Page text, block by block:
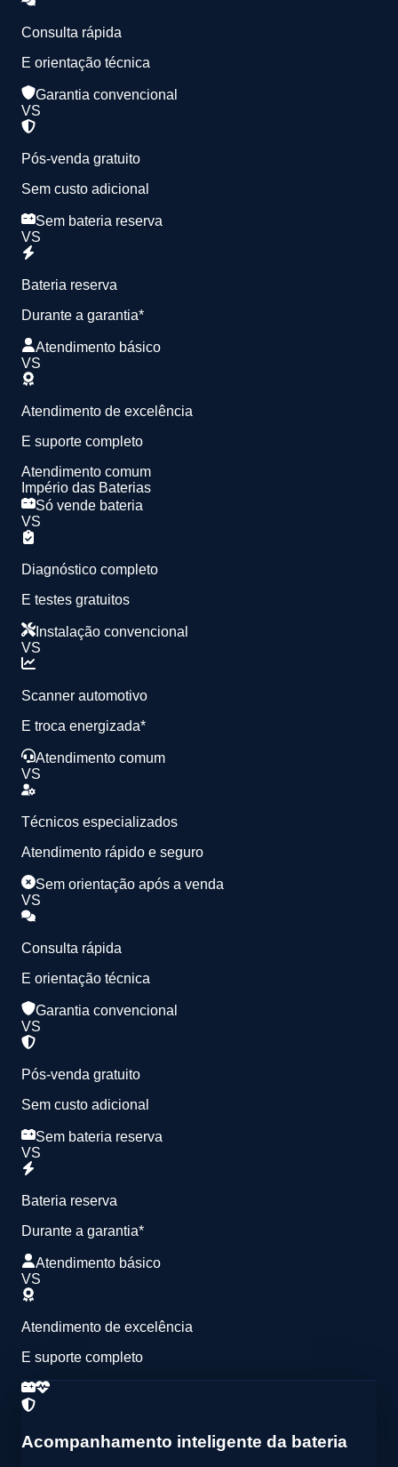
Consulta rápida
E orientação técnica
Garantia convencional
VS
Pós-venda gratuito
Sem custo adicional
Sem bateria reserva
VS
Bateria reserva
Durante a garantia*
Atendimento básico
VS
Atendimento de excelência
E suporte completo
Atendimento comum
Império das Baterias
Só vende bateria
VS
Diagnóstico completo
E testes gratuitos
Instalação convencional
VS
Scanner automotivo
E troca energizada*
Atendimento comum
VS
Técnicos especializados
Atendimento rápido e seguro
Sem orientação após a venda
VS
Consulta rápida
E orientação técnica
Garantia convencional
VS
Pós-venda gratuito
Sem custo adicional
Sem bateria reserva
VS
Bateria reserva
Durante a garantia*
Atendimento básico
VS
Atendimento de excelência
E suporte completo
Acompanhamento inteligente da bateria